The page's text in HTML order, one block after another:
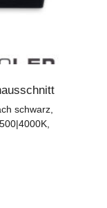
schwarz,